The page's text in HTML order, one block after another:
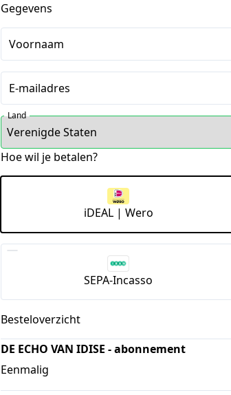
Gegevens
Voornaam
E-mailadres
Land
Hoe wil je betalen?
iDEAL | Wero
SEPA-Incasso
Besteloverzicht
DE ECHO VAN IDISE - abonnement
Eenmalig